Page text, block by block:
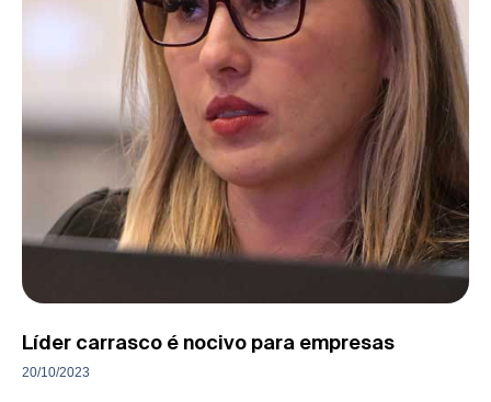
Líder carrasco é nocivo para empresas
20/10/2023